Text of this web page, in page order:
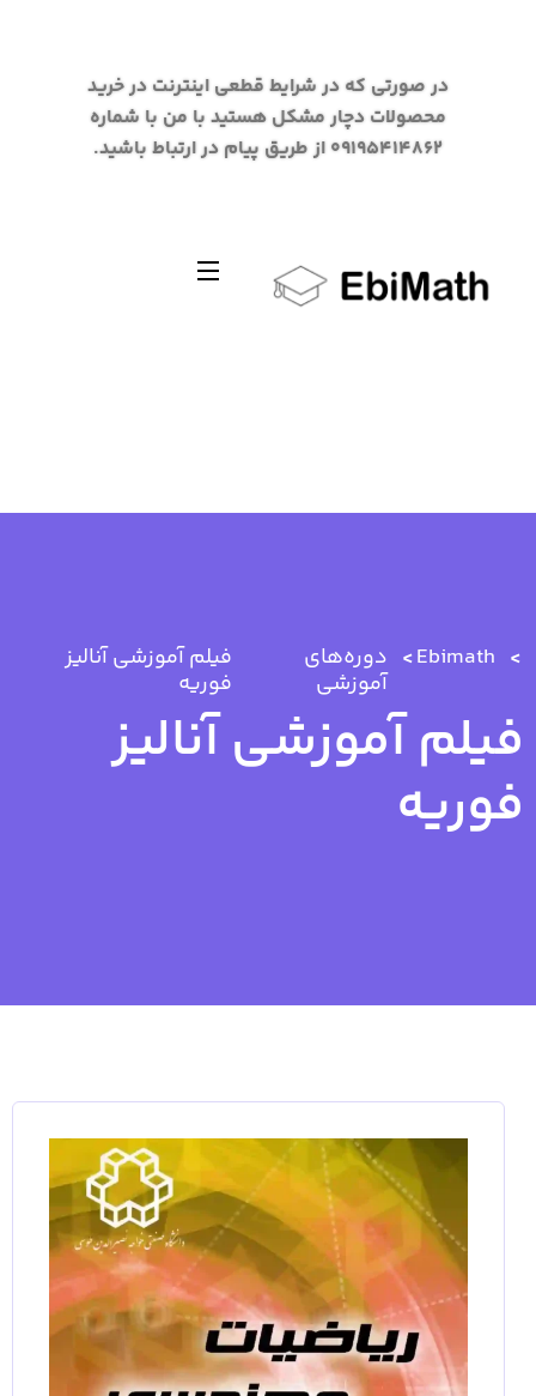
در صورتی که در شرایط قطعی اینترنت در خرید
محصولات دچار مشکل هستید با من با شماره
09195414862 از طریق پیام در ارتباط باشید.
Ebimath دوره‌های
آموزشی
فیلم آموزشی آنالیز
فوریه
فیلم آموزشی آنالیز
فوریه